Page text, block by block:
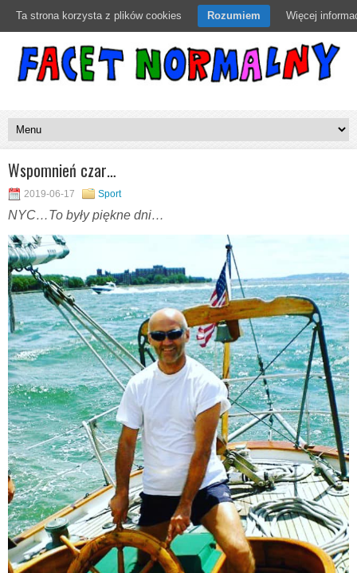
Wspomnień czar…
2019-06-17 Sport
NYC…To były piękne dni…
Ta strona korzysta z plików cookies Rozumiem Więcej